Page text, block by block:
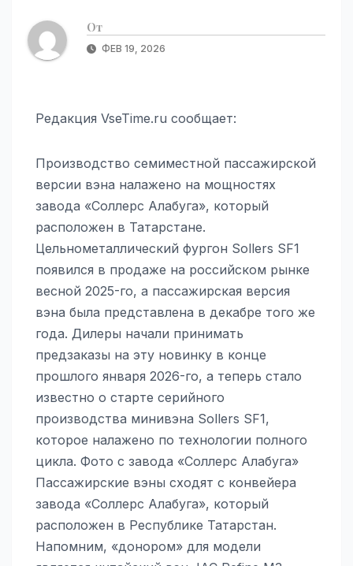
От
ФЕВ 19, 2026
Редакция VseTime.ru сообщает:
Производство семиместной пассажирской
версии вэна налажено на мощностях
завода «Соллерс Алабуга», который
расположен в Татарстане.
Цельнометаллический фургон Sollers SF1
появился в продаже на российском рынке
весной 2025-го, а пассажирская версия
вэна была представлена в декабре того же
года. Дилеры начали принимать
предзаказы на эту новинку в конце
прошлого января 2026-го, а теперь стало
известно о старте серийного
производства минивэна Sollers SF1,
которое налажено по технологии полного
цикла. Фото с завода «Соллерс Алабуга»
Пассажирские вэны сходят с конвейера
завода «Соллерс Алабуга», который
расположен в Республике Татарстан.
Напомним, «донором» для модели